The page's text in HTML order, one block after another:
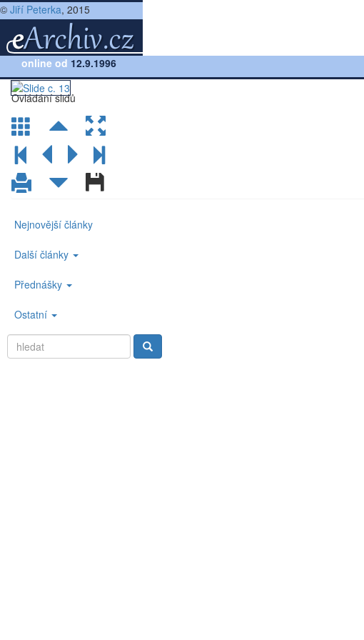
© Jiří Peterka, 2015
online od 12.9.1996
Ovládání slidů
Nejnovější články
Další články
Přednášky
Ostatní
Přednáška:Počítačové sítě, verze 2.0